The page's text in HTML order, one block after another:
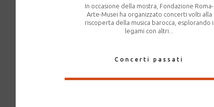
In occasione della mostra, Fondazione Roma-
Arte-Musei ha organizzato concerti volti alla
riscoperta della musica barocca, esplorando i
legami con altri...
Concerti passati